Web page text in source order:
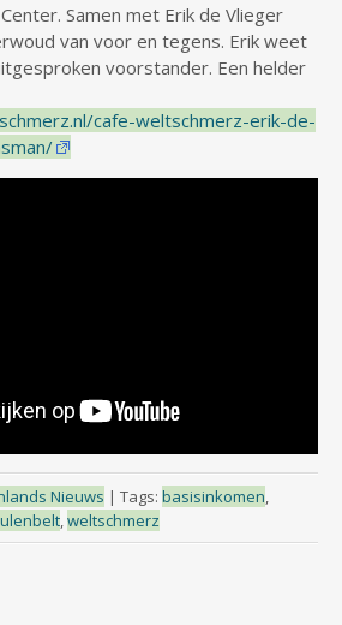
Samen met Erik de Vlieger
van voor en tegens. Erik weet
voorstander. Een helder
cafe-weltschmerz-erik-de-
Nieuws | Tags: basisinkomen,
ulenbelt,weltschmerz